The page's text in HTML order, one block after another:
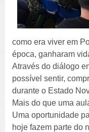
como era viver em
época, ganharam
Através do diálogo
possível sentir,
durante o Estado
Mais do que uma
Uma oportunidade
hoje fazem parte do